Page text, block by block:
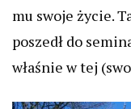
mu swoje życie.
poszedł do
właśnie w tej